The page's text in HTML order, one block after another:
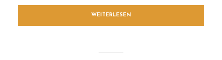
WEITERLESEN